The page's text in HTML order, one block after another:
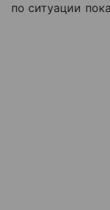
по ситуации